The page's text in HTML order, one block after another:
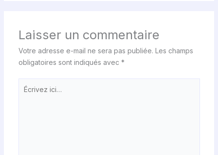
Laisser un commentaire
Votre adresse e-mail ne sera pas publiée. Les champs
obligatoires sont indiqués avec *
Écrivez